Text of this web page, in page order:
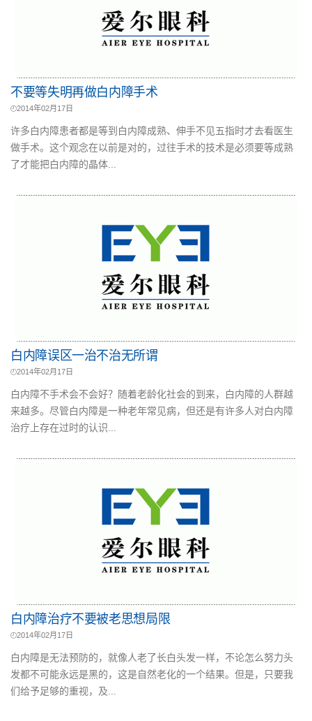
不要等失明再做白内障手术
2014年02月17日
许多白内障患者都是等到白内障成熟、伸手不见五指时才去看医生
做手术。这个观念在以前是对的，过往手术的技术是必须要等成熟
了才能把白内障的晶体...
白内障误区一治不治无所谓
2014年02月17日
白内障不手术会不会好？随着老龄化社会的到来，白内障的人群越
来越多。尽管白内障是一种老年常见病，但还是有许多人对白内障
治疗上存在过时的认识...
白内障治疗不要被老思想局限
2014年02月17日
白内障是无法预防的，就像人老了长白头发一样，不论怎么努力头
发都不可能永远是黑的，这是自然老化的一个结果。但是，只要我
们给予足够的重视，及...